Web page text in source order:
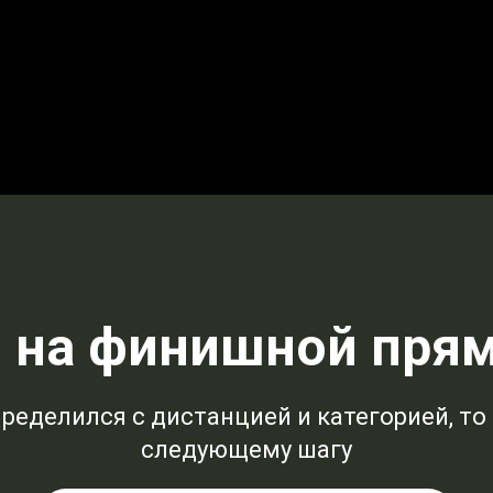
финишной
с дистанцией и категорией, то
следующему шагу